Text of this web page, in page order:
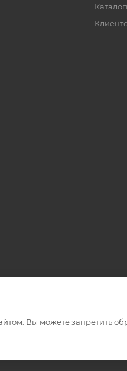
Вы можете запретить